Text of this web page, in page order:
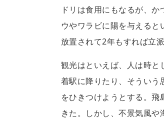
ドリは食用にもなるが、
ウやワラビに陽を与える
放置されて2年もすれば立
観光はといえば、人は時と
着駅に降りたり、そうい
をひきつけようとする。
きた。しかし、不景気風